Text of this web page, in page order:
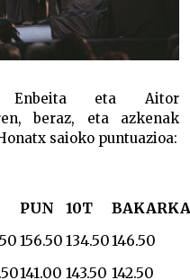
Enbeita eta Aitor
beraz, eta azkenak
saioko puntuazioa:
PUN 10T
BAKARKA
156.50 134.50146.50
141.00 143.50 142.50